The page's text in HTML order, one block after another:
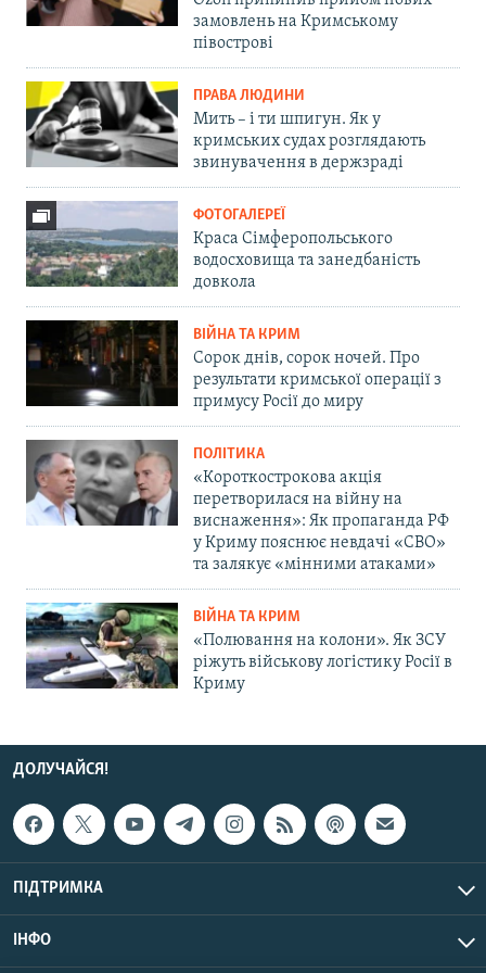
замовлень на Кримському
півострові
ПРАВА ЛЮДИНИ
Мить – і ти шпигун. Як у
кримських судах розглядають
звинувачення в держзраді
ФОТОГАЛЕРЕЇ
Краса Сімферопольського
водосховища та занедбаність
довкола
ВІЙНА ТА КРИМ
Сорок днів, сорок ночей. Про
результати кримської операції з
примусу Росії до миру
ПОЛІТИКА
«Короткострокова акція
перетворилася на війну на
виснаження»: Як пропаганда РФ
у Криму пояснює невдачі «СВО»
та залякує «мінними атаками»
ВІЙНА ТА КРИМ
«Полювання на колони». Як ЗСУ
ріжуть військову логістику Росії в
Криму
ДОЛУЧАЙСЯ!
ПІДТРИМКА
ІНФО